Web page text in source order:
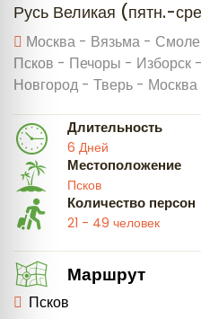
Русь Великая (пятн.-
Москва - Вязьма -
Псков - Печоры - Изборск
Новгород - Тверь - Москва
Длительность
6 Дней
Местоположение
Псков
Количество персон
21 - 49 человек
Маршрут
Псков